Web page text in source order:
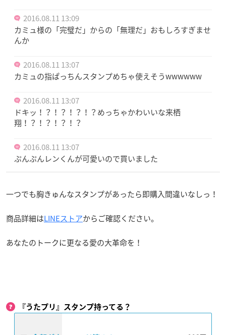
2016.08.11 13:09
カミュ様の「完璧だ」からの「無理だ」おもしろすぎませ
んか
2016.08.11 13:07
カミュの指ぱっちんスタンプめちゃ使えそうwwwwww
2016.08.11 13:07
ドキッ！？！？！？！？めっちゃかわいいな来栖
翔！？！？！？！？
2016.08.11 13:07
ぷんぷんレンくんが可愛いので買いました
一つでも胸きゅんなスタンプがあったら即購入間違いなしっ！
商品詳細はLINEストアからご確認ください。
あなたのトークに更なる愛の大革命を！
『うたプリ』スタンプ持ってる？